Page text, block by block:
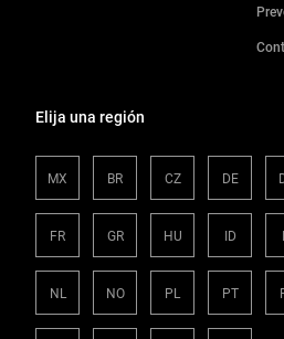
Elija una región
MX BR CZ DE
FR GR HU ID
NL NO PL PT